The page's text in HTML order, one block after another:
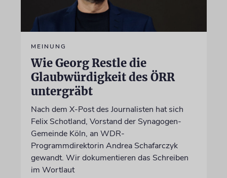
MEINUNG
Wie Georg Restle die
Glaubwürdigkeit des ÖRR
untergräbt
Nach dem X-Post des Journalisten hat sich
Felix Schotland, Vorstand der Synagogen-
Gemeinde Köln, an WDR-
Programmdirektorin Andrea Schafarczyk
gewandt. Wir dokumentieren das Schreiben
im Wortlaut